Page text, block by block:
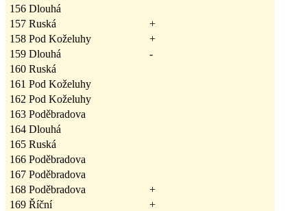
156 Dlouhá
157 Ruská
+
158 Pod Koželuhy
+
159 Dlouhá
-
160 Ruská
161 Pod Koželuhy
162 Pod Koželuhy
163 Poděbradova
164 Dlouhá
165 Ruská
166 Poděbradova
167 Poděbradova
168 Poděbradova
+
169 Říční
+